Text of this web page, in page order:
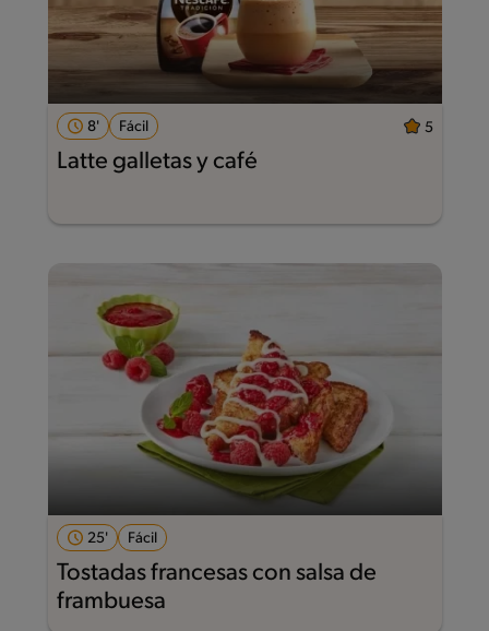
8' Fácil 5
Latte galletas y café
25' Fácil
Tostadas francesas con salsa de
frambuesa